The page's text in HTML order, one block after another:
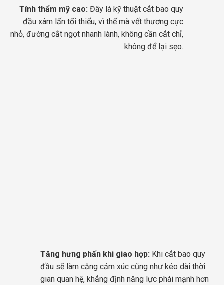
Tính thẩm mỹ cao: Đây là kỹ thuật cắt bao quy
đầu xâm lấn tối thiểu, vì thế mà vết thương cực
nhỏ, đường cắt ngọt nhanh lành, không cần cắt chỉ,
không để lại sẹo.
Tăng hưng phấn khi giao hợp: Khi cắt bao quy
đầu sẽ làm căng cảm xúc cũng như kéo dài thời
gian quan hệ, khẳng định năng lực phái mạnh hơn